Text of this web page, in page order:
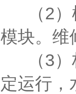
（2）
模块。维
（3）
定运行，